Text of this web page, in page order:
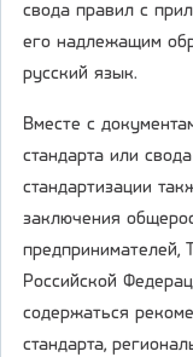
свода правил с
его надлежащим
русский язык.
Вместе с
стандарта или
стандартизации
заключения
предпринимателей,
Российской
содержаться
стандарта,